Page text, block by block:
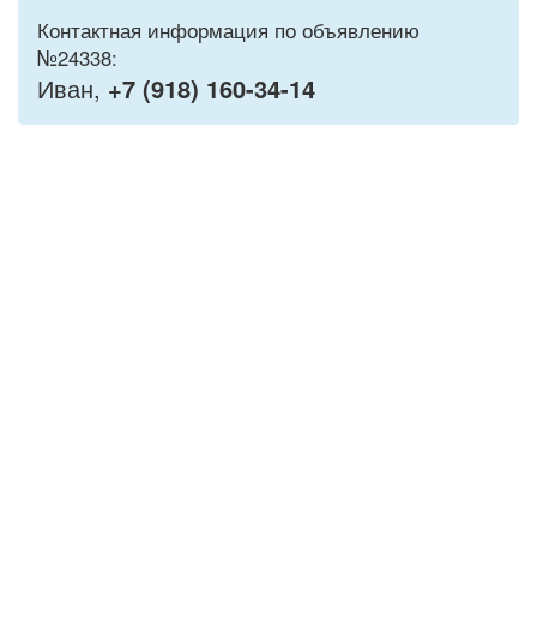
Контактная информация по объявлению
№24338:
Иван, +7 (918) 160-34-14